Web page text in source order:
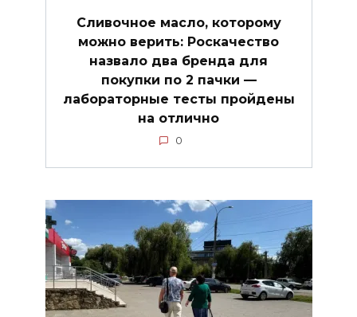
Сливочное масло, которому
можно верить: Роскачество
назвало два бренда для
покупки по 2 пачки —
лабораторные тесты пройдены
на отлично
0